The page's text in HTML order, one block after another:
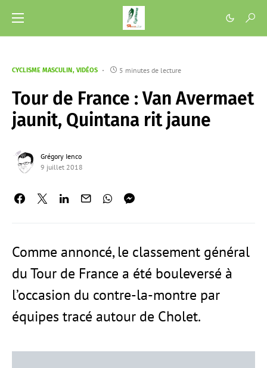
CYCLISME MASCULIN VIDÉOS 5 minutes de lecture
Tour de France : Van Avermaet
jaunit, Quintana rit jaune
Grégory Ienco
9 juillet 2018
Comme annoncé, le classement général
du Tour de France a été bouleversé à
l’occasion du contre-la-montre par
équipes tracé autour de Cholet.